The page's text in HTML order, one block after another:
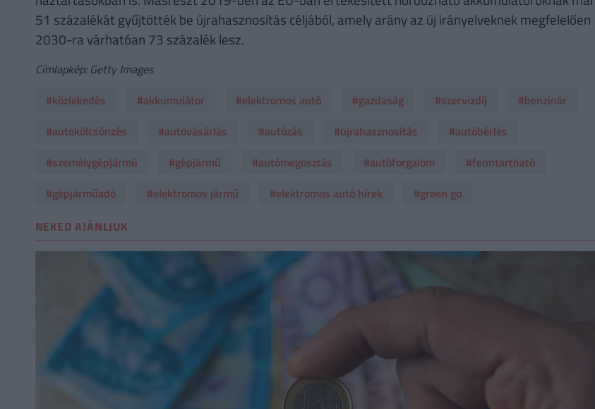
51 százalékát gyűjtötték be újrahasznosítás céljából, amely arány az új irányelveknek megfelelően
2030-ra várhatóan 73 százalék lesz.
Címlapkép: Getty Images
#közlekedés
#akkumulátor #elektromos autó #gazdaság #szervizdíj
#benzinár
#autókölcsönzés
#autóvásárlás #autózás #újrahasznosítás
#autóbérlés
#személygépjármű
#gépjármű #autómegosztás #autóforgalom
#fenntartható
#gépjárműadó
#elektromos jármű #elektromos autó hírek
#green go
NEKED AJÁNLJUK